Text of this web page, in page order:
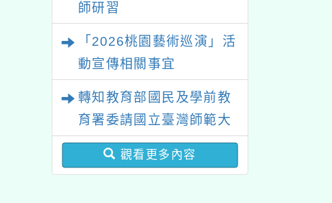
師研習
「2026桃園藝術巡演」活
動宣傳相關事宜
轉知教育部國民及學前教
育署委請國立臺灣師範大
學辦理「114至115年度
健康促進學校輔導計畫師
觀看更多內容